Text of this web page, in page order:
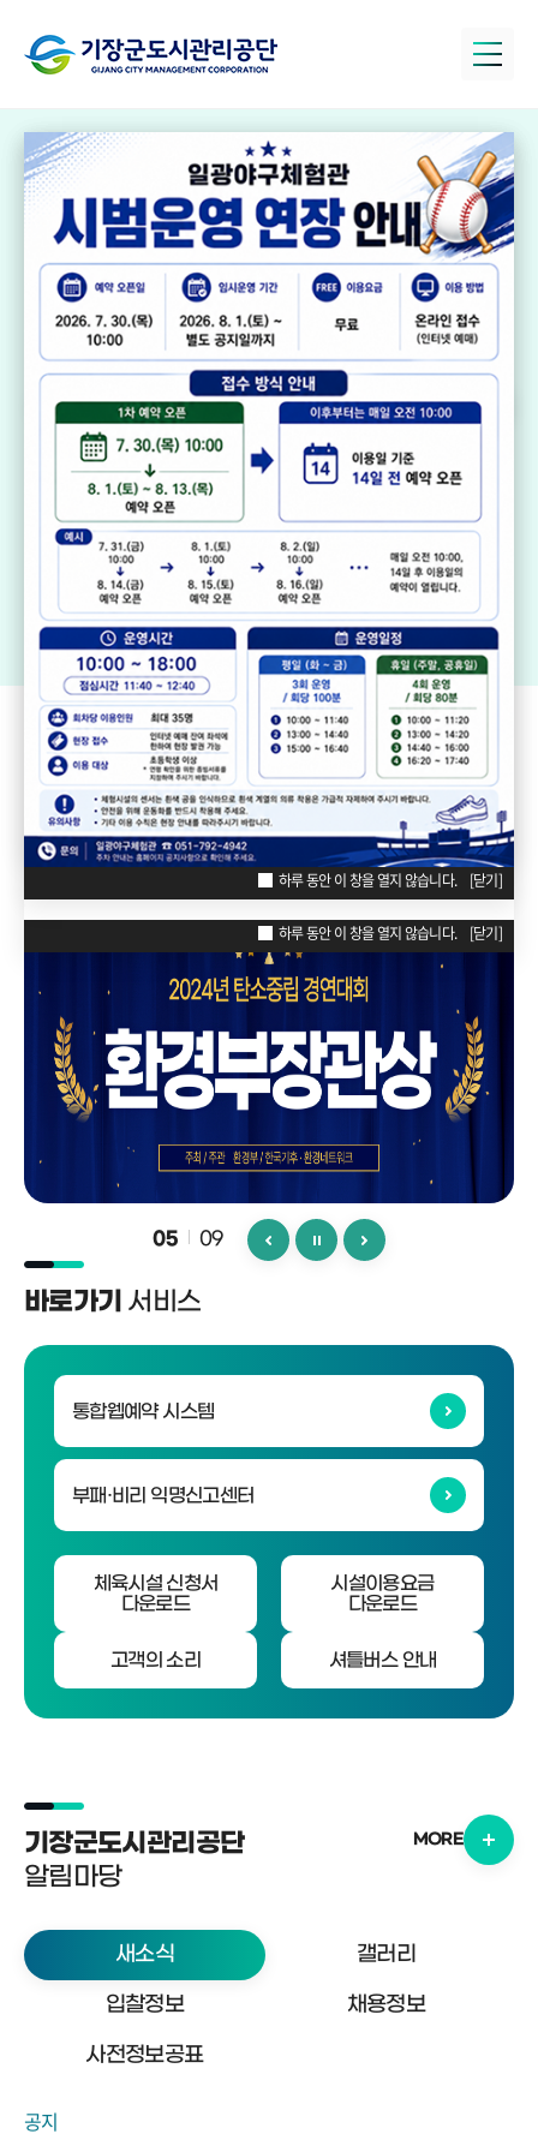
하루 동안 이 창을 열지 않습니다. [닫기]
하루 동안 이 창을 열지 않습니다. [닫기]
하루 동안 이 창을 열지 않습니다. [닫기]
정관아쿠아드림 파크
기장생활체육센터
국민체육센터
드림볼파크 장안천가족휴게공원
리틀·소프트볼구장
POPUPZONE
05 09
바로가기 서비스
통합웹예약 시스템
부패·비리 익명신고센터
체육시설 신청서
다운로드
시설이용요금
다운로드
고객의 소리 셔틀버스 안내
기장군도시관리공단
알림마당
새소식
갤러리
입찰정보
채용정보
사전정보공표
공지
MORE